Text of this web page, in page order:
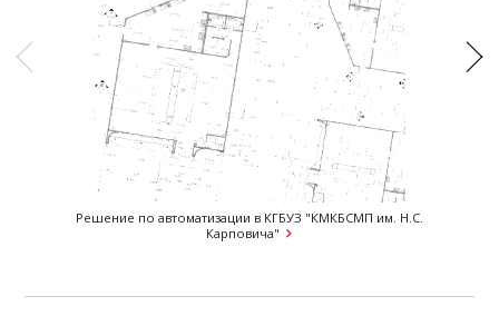
Решение по автоматизации в КГБУЗ "КМКБСМП им. Н.С.
Карповича"